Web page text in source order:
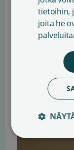
Lue
nämä
tietoihin,
joita he